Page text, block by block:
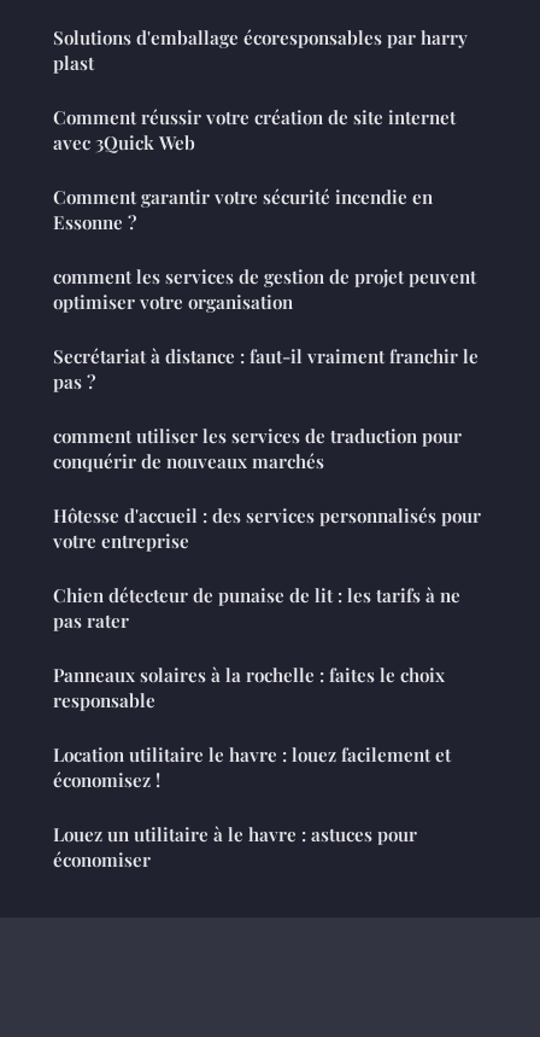
Solutions d'emballage écoresponsables par harry
plast
Comment réussir votre création de site internet
avec 3Quick Web
Comment garantir votre sécurité incendie en
Essonne ?
comment les services de gestion de projet peuvent
optimiser votre organisation
Secrétariat à distance : faut-il vraiment franchir le
pas ?
comment utiliser les services de traduction pour
conquérir de nouveaux marchés
Hôtesse d'accueil : des services personnalisés pour
votre entreprise
Chien détecteur de punaise de lit : les tarifs à ne
pas rater
Panneaux solaires à la rochelle : faites le choix
responsable
Location utilitaire le havre : louez facilement et
économisez !
Louez un utilitaire à le havre : astuces pour
économiser